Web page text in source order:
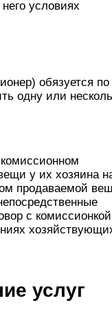
условиях
обязуется по
одну или
у их хозяина
продаваемой
с
услуг